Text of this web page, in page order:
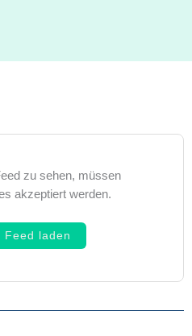
zu sehen, müssen
akzeptiert werden.
Feed laden